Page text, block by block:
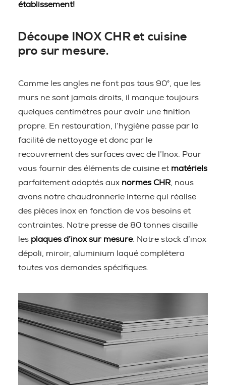
établissement!
Découpe INOX CHR et cuisine
pro sur mesure.
Comme les angles ne font pas tous 90°, que les
murs ne sont jamais droits, il manque toujours
quelques centimètres pour avoir une finition
propre. En restauration, l’hygiène passe par la
facilité de nettoyage et donc par le
recouvrement des surfaces avec de l’Inox. Pour
vous fournir des éléments de cuisine et matériels
parfaitement adaptés aux normes CHR , nous
avons notre chaudronnerie interne qui réalise
des pièces inox en fonction de vos besoins et
contraintes. Notre presse de 80 tonnes cisaille
les plaques d’inox sur mesure. Notre stock d’inox
dépoli, miroir, aluminium laqué complétera
toutes vos demandes spécifiques.